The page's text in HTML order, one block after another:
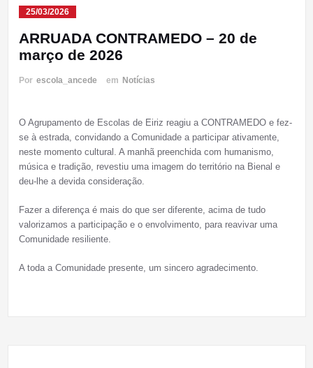
25/03/2026
ARRUADA CONTRAMEDO – 20 de
março de 2026
Por escola_ancede em Notícias
O Agrupamento de Escolas de Eiriz reagiu a CONTRAMEDO e fez-
se à estrada, convidando a Comunidade a participar ativamente,
neste momento cultural. A manhã preenchida com humanismo,
música e tradição, revestiu uma imagem do território na Bienal e
deu-lhe a devida consideração.
Fazer a diferença é mais do que ser diferente, acima de tudo
valorizamos a participação e o envolvimento, para reavivar uma
Comunidade resiliente.
A toda a Comunidade presente, um sincero agradecimento.